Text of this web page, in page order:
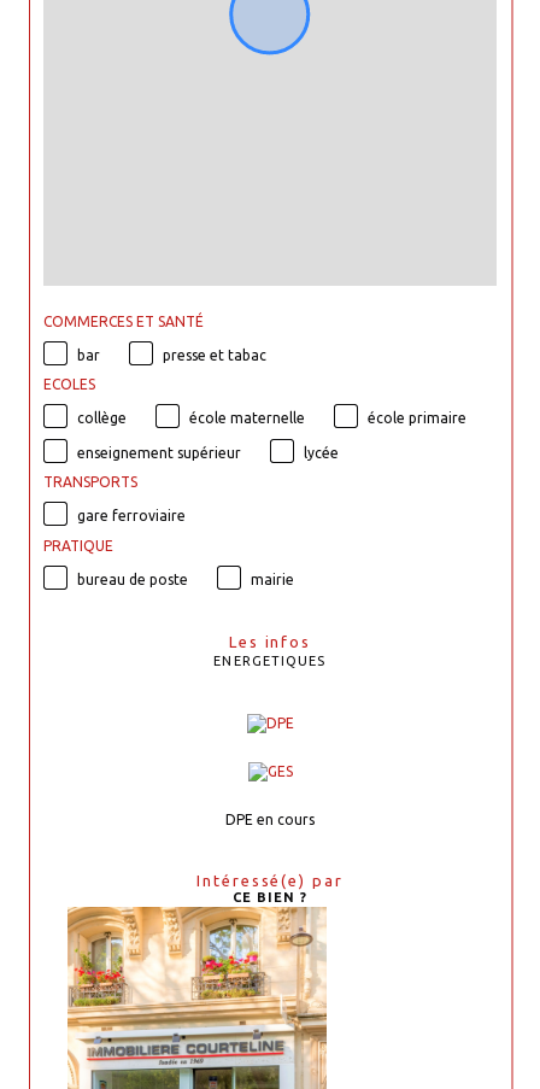
COMMERCES ET SANTÉ
bar
presse et tabac
ECOLES
collège école maternelle école primaire
enseignement supérieur
lycée
TRANSPORTS
gare ferroviaire
PRATIQUE
bureau de poste mairie
Les infos
ENERGETIQUES
DPE en cours
Intéressé(e) par
CE BIEN ?